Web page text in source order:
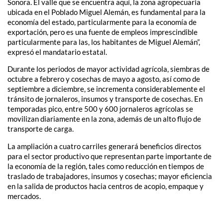
Sonora. El valle que se encuentra aquí, la zona agropecuaria
ubicada en el Poblado Miguel Alemán, es fundamental para la
economía del estado, particularmente para la economía de
exportación, pero es una fuente de empleos imprescindible
particularmente para las, los habitantes de Miguel Alemán”,
expresó el mandatario estatal.
Durante los periodos de mayor actividad agrícola, siembras de
octubre a febrero y cosechas de mayo a agosto, así como de
septiembre a diciembre, se incrementa considerablemente el
tránsito de jornaleros, insumos y transporte de cosechas. En
temporadas pico, entre 500 y 600 jornaleros agrícolas se
movilizan diariamente en la zona, además de un alto flujo de
transporte de carga.
La ampliación a cuatro carriles generará beneficios directos
para el sector productivo que representan parte importante de
la economía de la región, tales como reducción en tiempos de
traslado de trabajadores, insumos y cosechas; mayor eficiencia
en la salida de productos hacia centros de acopio, empaque y
mercados.